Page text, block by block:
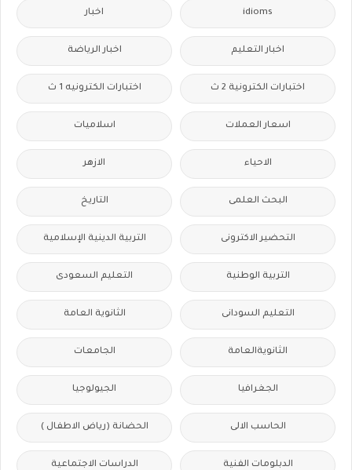
idioms اخبار
اخبار التعليم اخبار الرياضة
اختبارات الكترونية 2 ث اختبارات الكترونيه 1 ث
اسعار العملات اسلاميات
الاحياء الازهر
البحث العلمى التاريخ
التحضير الاكترونى التربية الدينية الإسلامية
التربية الوطنية التعليم السعودى
التعليم السودانى الثانوية العامة
الثانويةالعامة الجامعات
الجغرافيا الجيولوجيا
الحاسب الالى الحضانة (رياض الاطفال )
الدبلومات الفنية الدراسات الاجتماعية